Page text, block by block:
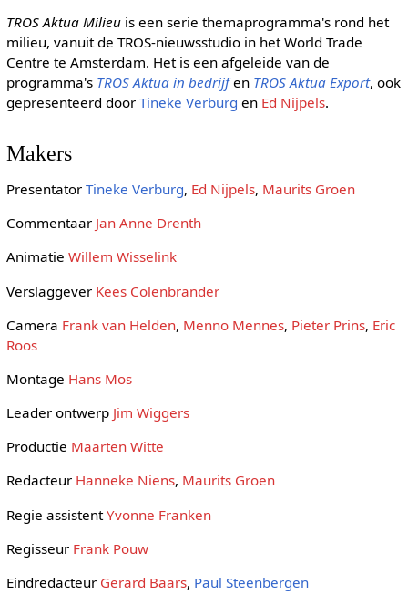
TROS Aktua Milieuis een serie themaprogramma's rond het
milieu, vanuit de TROS-nieuwsstudio in het World Trade
Centre te Amsterdam. Het is een afgeleide van de
programma's TROS Aktua in bedrijfen TROS Aktua Export, ook
gepresenteerd door Tineke Verburg en Ed Nijpels.
Makers
Presentator Tineke Verburg, Ed Nijpels, Maurits Groen
Commentaar Jan Anne Drenth
Animatie Willem Wisselink
Verslaggever Kees Colenbrander
Camera Frank van Helden, Menno Mennes, Pieter Prins, Eric
Roos
Montage Hans Mos
Leader ontwerp Jim Wiggers
Productie Maarten Witte
Redacteur Hanneke Niens, Maurits Groen
Regie assistentYvonne Franken
Regisseur Frank Pouw
Eindredacteur Gerard Baars, Paul Steenbergen